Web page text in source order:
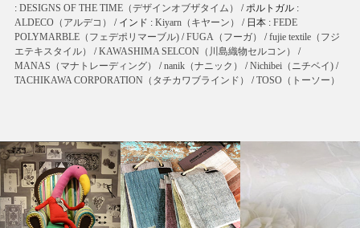
: DESIGNS OF THE TIME（デザインオブザタイム）
/ ポルトガル :
ALDECO（アルデコ）
/ インド : Kiyarn（キヤーン） / 日本 : FEDE
POLYMARBLE（フェデポリマーブル)/FUGA（フーガ） /fujie textile（フジ
エテキスタイル）
/KAWASHIMA SELCON（川島織物セルコン）
/
MANAS（マナトレーディング）
/nanik（ナニック） /Nichibei（ニチベイ)/
TACHIKAWA CORPORATION（タチカワブラインド）
/TOSO（トーソー）